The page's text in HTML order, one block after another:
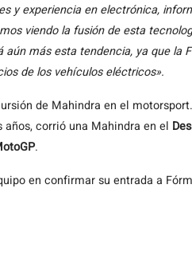
y experiencia en electrónica,
viendo la fusión de esta
más esta tendencia, ya que la
de los vehículos eléctricos».
de Mahindra en el
corrió una Mahindra en el
.
en confirmar su entrada a